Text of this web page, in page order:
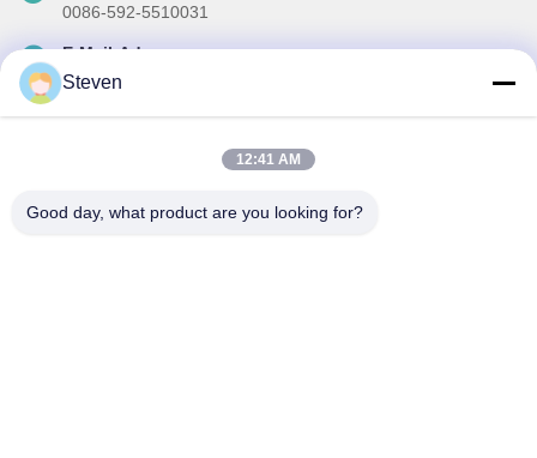
0086-592-5510031
E-Mail-Adresse
steven@winley-electric.com
Abonnieren Sie unseren Newsletter für Rabatte und mehr.
Steven
12:41 AM
Good day, what product are you looking for?